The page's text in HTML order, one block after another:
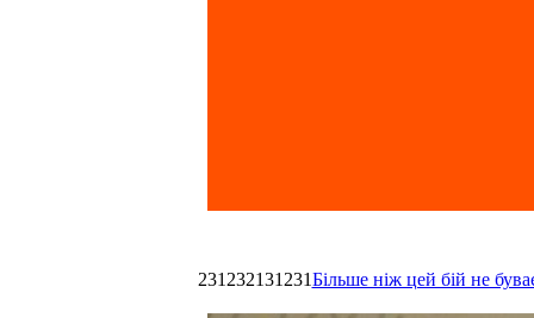
231232131231Більше ніж цей бій не